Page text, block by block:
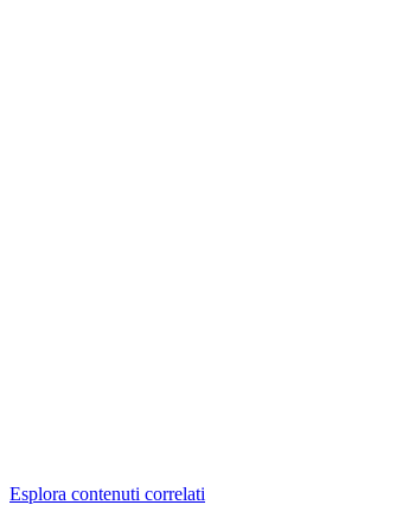
Esplora contenuti correlati